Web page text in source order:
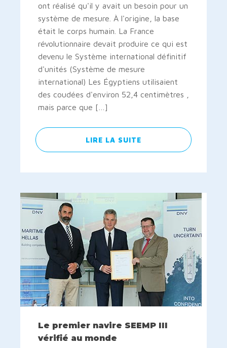
ont réalisé qu'il y avait un besoin pour un
système de mesure. À l'origine, la base
était le corps humain. La France
révolutionnaire devait produire ce qui est
devenu le Système international définitif
d'unités (Système de mesure
international) Les Égyptiens utilisaient
des coudées d'environ 52,4 centimètres ,
mais parce que […]
LIRE LA SUITE
Le premier navire SEEMP III
vérifié au monde